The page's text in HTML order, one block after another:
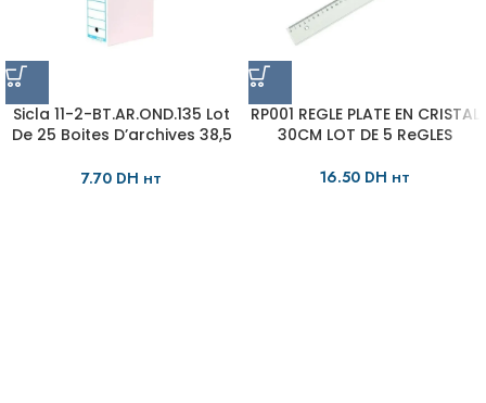
Sicla 11-2-BT.AR.OND.135 Lot
De 25 Boites D’archives 38,5
Format GM )
7.70 DH HT
RP001 REGLE PLATE EN CRISTAL
30CM LOT DE 5 ReGLES
16.50 DH HT